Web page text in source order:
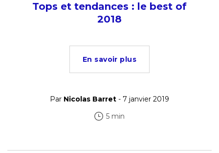
Tops et tendances : le best of
2018
En savoir plus
Par Nicolas Barret - 7 janvier 2019
5 min